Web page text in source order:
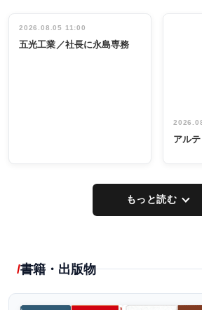
インタビュ
ー／社内ア
祝う 業界関
係者ら220人
出席
2026.08.05 11:00
五光工業／社長に永島専務
アル
もっと読む
書籍・出版物